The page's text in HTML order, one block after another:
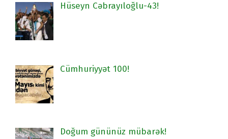
Hüseyn Cəbrayıloğlu-43!
Cümhuriyyət 100!
Doğum gününüz mübarək!